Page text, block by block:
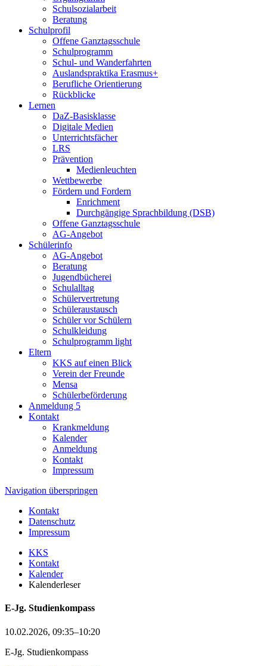
Schulsozialarbeit
Beratung
Schulprofil
Offene Ganztagsschule
Schulprogramm
Schul- und Wanderfahrten
Auslandspraktika Erasmus+
Berufliche Orientierung
Rückblicke
Lernen
DaZ-Basisklasse
Digitale Medien
Unterrichtsfächer
LRS
Prävention
Medienleuchten
Wettbewerbe
Fördern und Fordern
Enrichment
Durchgängige Sprachbildung (DSB)
Offene Ganztagsschule
AG-Angebot
Schülerinfo
AG-Angebot
Beratung
Jugendbücherei
Schulalltag
Schülervertretung
Schüleraustausch
Schüler vor Schülern
Schulkleidung
Schulprogramm light
Eltern
KKS auf einen Blick
Verein der Freunde
Mensa
Schülerbeförderung
Anmeldung 5
Kontakt
Krankmeldung
Kalender
Anmeldung
Kontakt
Impressum
Navigation überspringen
Kontakt
Datenschutz
Impressum
KKS
Kontakt
Kalender
Kalenderleser
E-Jg. Studienkompass
10.02.2026, 09:35–10:20
E-Jg. Studienkompass